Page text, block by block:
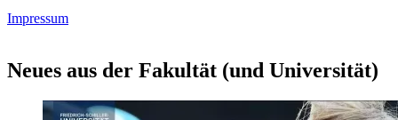
Impressum
Neues aus der Fakultät (und Universität)